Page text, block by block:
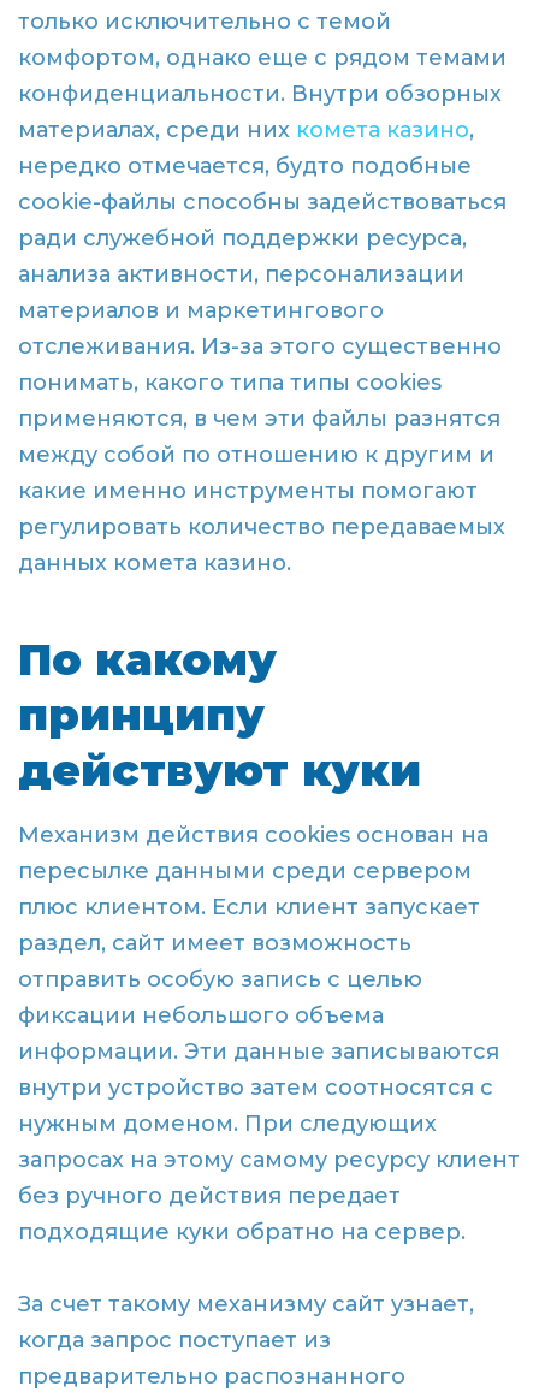
только исключительно с темой
комфортом, однако еще с рядом темами
конфиденциальности. Внутри обзорных
материалах, среди них комета казино,
нередко отмечается, будто подобные
cookie-файлы способны задействоваться
ради служебной поддержки ресурса,
анализа активности, персонализации
материалов и маркетингового
отслеживания. Из-за этого существенно
понимать, какого типа типы cookies
применяются, в чем эти файлы разнятся
между собой по отношению к другим и
какие именно инструменты помогают
регулировать количество передаваемых
данных комета казино.
По какому
принципу
действуют куки
Механизм действия cookies основан на
пересылке данными среди сервером
плюс клиентом. Если клиент запускает
раздел, сайт имеет возможность
отправить особую запись с целью
фиксации небольшого объема
информации. Эти данные записываются
внутри устройство затем соотносятся с
нужным доменом. При следующих
запросах на этому самому ресурсу клиент
без ручного действия передает
подходящие куки обратно на сервер.
За счет такому механизму сайт узнает,
когда запрос поступает из
предварительно распознанного